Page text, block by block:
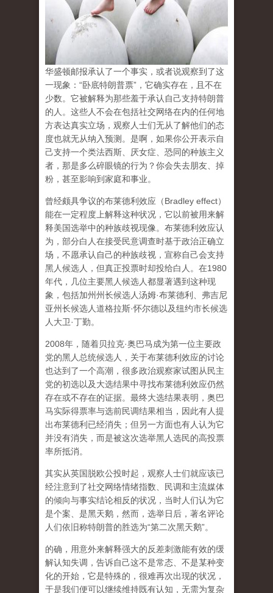
华盛顿邮报承认了一个事实，或者说观察到了这
一现象：“卧底特朗普票”，它确实存在，且不在
少数。它被解释为那些羞于承认自己支持特朗普
的人。这些人不会在包括社交网络在内的任何地
方表达真实立场，观察人士们无从了解他们的态
度也就无从纳入预测。是啊，如果你公开表示自
己支持一个类法西斯、厌女症、恐同的种族主义
者，那是多么碎眼镜的行为？你会失去朋友、掉
粉，甚至影响到家庭和事业。
曾经颇具争议的布莱德利效应（Bradley effect）
能在一定程度上解释这种状况，它以前被用来解
释美国选举中的种族歧视现像。布莱德利效应认
为，部分白人在接受民意调查时基于政治正确立
场，不愿承认自己的种族歧视，宣称自己会支持
黑人候选人，但真正投票时却投给白人。在1980
年代，几位主要黑人候选人都显著遇到这种现
象，包括加州州长候选人汤姆·布莱德利、弗吉尼
亚州长候选人道格拉斯·怀尔德以及纽约市长候选
人大卫·丁勤。
2008年，随着贝拉克·奥巴马成为第一位主要政
党的黑人总统候选人，关于布莱德利效应的讨论
也达到了一个高潮，很多政治观察家试图从民主
党的初选以及大选结果中寻找布莱德利效应仍然
存在或不存在的证据。最终大选结果表明，奥巴
马实际得票率与选前民调结果相当，因此有人提
出布莱德利已经消失；但另一方面也有人认为它
并没有消失，而是被这次选举黑人选民的高投票
率所抵消。
其实从英国脱欧公投时起，观察人士们就应该已
经注意到了社交网络情绪指数、民调和主流媒体
的倾向与事实结论相反的状况，当时人们认为它
是个案、是黑天鹅，然而，选举日后，著名评论
人们依旧称特朗普的胜选为“第二次黑天鹅”。
的确，用意外来解释强大的反差刺激能有效的缓
解认知失调，告诉自己这不是常态、不是某种变
化的开始，它是特殊的，很难再次出现的状况，
于是我们便可以继续维持既有认知，无需为复杂